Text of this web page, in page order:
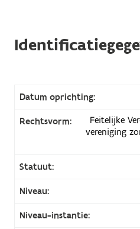
Datum oprichting:
Rechtsvorm:
Feitelijke
vereniging
Statuut:
Niveau:
Niveau-instantie: